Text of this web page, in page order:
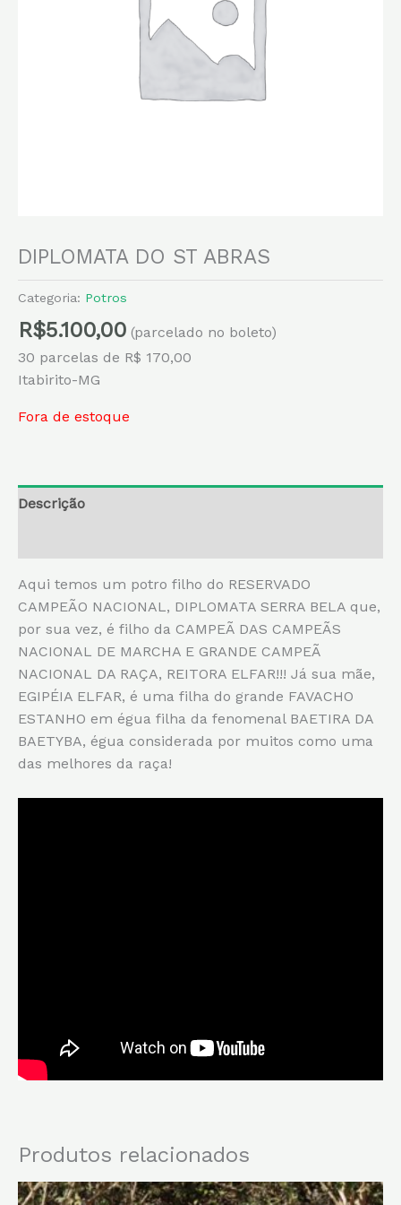
DIPLOMATA DO ST ABRAS
Categoria: Potros
R$5.100,00 (parcelado no boleto)
30 parcelas de R$ 170,00
Itabirito-MG
Fora de estoque
Descrição
Aqui temos um potro filho do RESERVADO
CAMPEÃO NACIONAL, DIPLOMATA SERRA BELA que,
por sua vez, é filho da CAMPEÃ DAS CAMPEÃS
NACIONAL DE MARCHA E GRANDE CAMPEÃ
NACIONAL DA RAÇA, REITORA ELFAR!!! Já sua mãe,
EGIPÉIA ELFAR, é uma filha do grande FAVACHO
ESTANHO em égua filha da fenomenal BAETIRA DA
BAETYBA, égua considerada por muitos como uma
das melhores da raça!
Produtos relacionados